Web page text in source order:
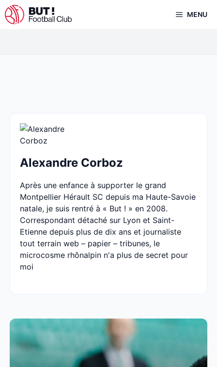
Aller
au
MENU
Alexandre Corboz
Après une enfance à supporter le grand
Montpellier Hérault SC depuis ma Haute-Savoie
natale, je suis rentré à « But ! » en 2008.
Correspondant détaché sur Lyon et Saint-
Etienne depuis plus de dix ans et journaliste
tout terrain web – papier – tribunes, le
microcosme rhônalpin n'a plus de secret pour
moi